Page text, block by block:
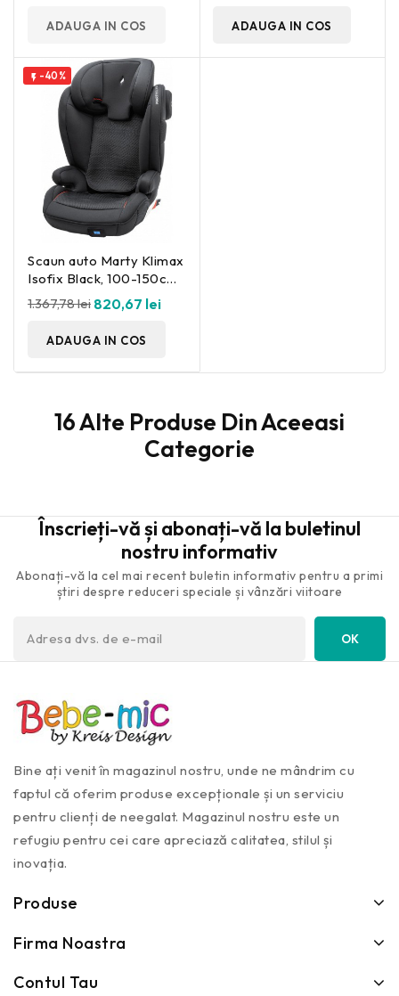
ADAUGA IN COS ADAUGA IN COS
 -40%
Scaun auto Marty Klimax
Isofix Black, 100-150cm.
Osann
1.367,78 lei 820,67 lei
ADAUGA IN COS
16 Alte Produse Din Aceeasi
Categorie
Înscrieți-vă și abonați-vă la buletinul
nostru informativ
Abonați-vă la cel mai recent buletin informativ pentru a primi
știri despre reduceri speciale și vânzări viitoare
Bine ați venit în magazinul nostru, unde ne mândrim cu
faptul că oferim produse excepționale și un serviciu
pentru clienți de neegalat. Magazinul nostru este un
refugiu pentru cei care apreciază calitatea, stilul și
inovația.
Produse
Firma Noastra
Contul Tau